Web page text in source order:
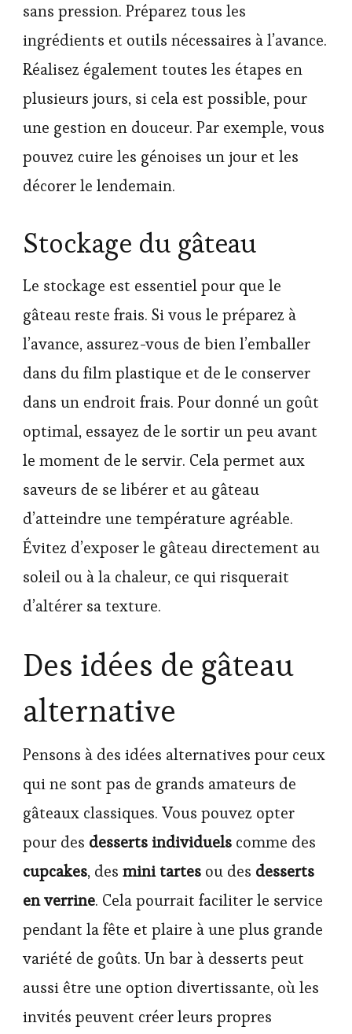
sans pression. Préparez tous les
ingrédients et outils nécessaires à l’avance.
Réalisez également toutes les étapes en
plusieurs jours, si cela est possible, pour
une gestion en douceur. Par exemple, vous
pouvez cuire les génoises un jour et les
décorer le lendemain.
Stockage du gâteau
Le stockage est essentiel pour que le
gâteau reste frais. Si vous le préparez à
l’avance, assurez-vous de bien l’emballer
dans du film plastique et de le conserver
dans un endroit frais. Pour donné un goût
optimal, essayez de le sortir un peu avant
le moment de le servir. Cela permet aux
saveurs de se libérer et au gâteau
d’atteindre une température agréable.
Évitez d’exposer le gâteau directement au
soleil ou à la chaleur, ce qui risquerait
d’altérer sa texture.
Des idées de gâteau
alternative
Pensons à des idées alternatives pour ceux
qui ne sont pas de grands amateurs de
gâteaux classiques. Vous pouvez opter
pour des desserts individuels comme des
cupcakes, des mini tartes ou des desserts
en verrine. Cela pourrait faciliter le service
pendant la fête et plaire à une plus grande
variété de goûts. Un bar à desserts peut
aussi être une option divertissante, où les
invités peuvent créer leurs propres